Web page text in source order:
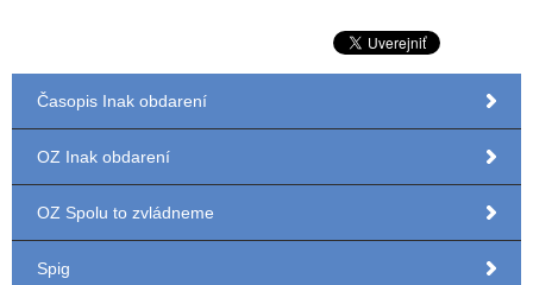
Časopis Inak obdarení
OZ Inak obdarení
OZ Spolu to zvládneme
Spig